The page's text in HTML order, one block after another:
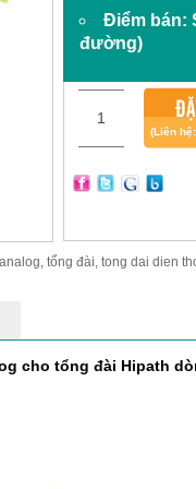
Điểm bán:
đường)
(Liên
tổng đài, tong dai dien
cho tổng đài Hipath